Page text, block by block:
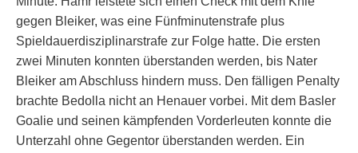
gegen Bleiker, was eine Fünfminutenstrafe plus
Spieldauerdisziplinarstrafe zur Folge hatte. Die ersten
zwei Minuten konnten überstanden werden, bis Nater
Bleiker am Abschluss hindern muss. Den fälligen Penalty
brachte Bedolla nicht an Henauer vorbei. Mit dem Basler
Goalie und seinen kämpfenden Vorderleuten konnte die
Unterzahl ohne Gegentor überstanden werden. Ein